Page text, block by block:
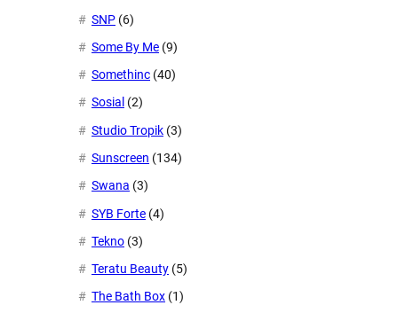
SNP (6)
Some By Me (9)
Somethinc (40)
Sosial (2)
Studio Tropik (3)
Sunscreen (134)
Swana (3)
SYB Forte (4)
Tekno (3)
Teratu Beauty (5)
The Bath Box (1)